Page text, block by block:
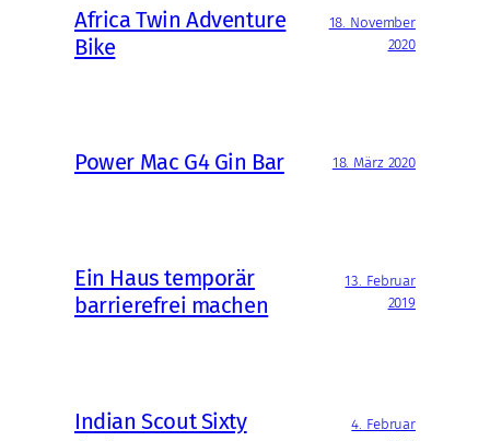
Africa Twin Adventure
Bike
18. November
2020
Power Mac G4 Gin Bar 18. März 2020
Ein Haus temporär
barrierefrei machen
13. Februar
2019
Indian Scout Sixty
4. Februar